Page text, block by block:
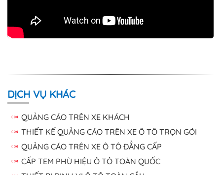
DỊCH VỤ KHÁC
QUẢNG CÁO TRÊN XE KHÁCH
THIẾT KẾ QUẢNG CÁO TRÊN XE Ô TÔ TRỌN GÓI
QUẢNG CÁO TRÊN XE Ô TÔ ĐẲNG CẤP
CẤP TEM PHÙ HIỆU Ô TÔ TOÀN QUỐC